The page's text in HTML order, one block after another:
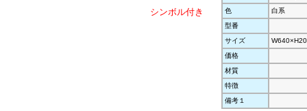
シンボル付き
色
白系
型番
サイズ
価格
材質
特徴
備考１